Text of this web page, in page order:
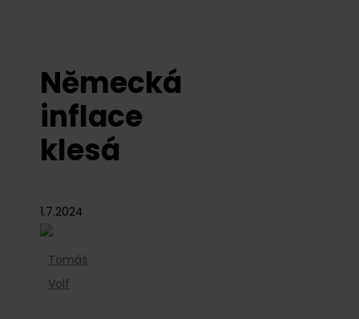
Německá
inflace
klesá
1.7.2024
Tomáš
Volf